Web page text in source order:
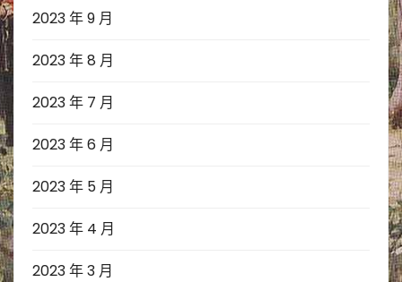
2023 年 9 月
2023 年 8 月
2023 年 7 月
2023 年 6 月
2023 年 5 月
2023 年 4 月
2023 年 3 月